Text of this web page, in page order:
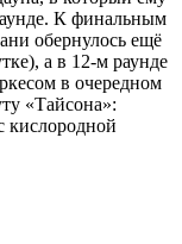
К финальным
обернулось ещё
а в 12-м раунде
в очередном
«Тайсона»:
кислородной